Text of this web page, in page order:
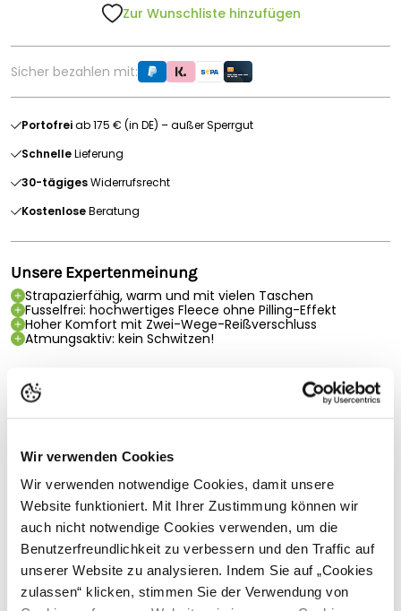
Wir verwenden Cookies
Wir verwenden notwendige Cookies, damit unsere
Website funktioniert. Mit Ihrer Zustimmung können wir
auch nicht notwendige Cookies verwenden, um die
Benutzerfreundlichkeit zu verbessern und den Traffic auf
unserer Website zu analysieren. Indem Sie auf „Cookies
zulassen“ klicken, stimmen Sie der Verwendung von
Zur Wunschliste hinzufügen
Sicher bezahlen mit:
Portofreiab 175 € (in DE) – außer Sperrgut
SchnelleLieferung
30-tägigesWiderrufsrecht
KostenloseBeratung
Unsere Expertenmeinung
Strapazierfähig, warm und mit vielen Taschen
Fusselfrei: hochwertiges Fleece ohne Pilling-Effekt
Hoher Komfort mit Zwei-Wege-Reißverschluss
Atmungsaktiv: kein Schwitzen!
Betacraft Heritage Herrenjacke - blau/schwarz (L)
Sie ist ideal, um den Elementen zu trotzen, egal wohin Sie sie
mitnehmen.
Sie besteht aus gebürstetem Trikot und ist damit robust
genug für einen Tag auf dem Bauernhof, aber auch stylisch
genug für einen Samstagmorgen im örtlichen Sportverein.
Sie hält den Wind in Schach und hält leichtem saisonalen
Regen stand.
Heritage besteht aus einem wasserabweisenden Gewebe
Vollständige Beschreibung lesen